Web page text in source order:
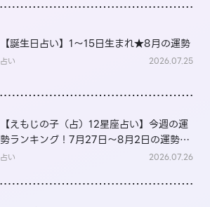
【誕生日占い】1～15日生まれ★8月の運勢
占い 2026.07.25
【えもじの子（占）12星座占い】今週の運
勢ランキング！7月27日～8月2日の運勢
は？
占い 2026.07.26